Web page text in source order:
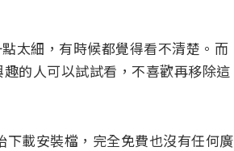
太細，有時候都覺得看不清楚。而
的人可以試試看，不喜歡再移除這
下載安裝檔，完全免費也沒有任何廣